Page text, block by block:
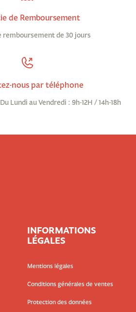
de Remboursement
remboursement de 30 jours
nous par téléphone
Du Lundi au Vendredi : 9h-12H / 14h-18h
INFORMATIONS
LÉGALES
Mentions légales
Conditions générales de ventes
Protection des données